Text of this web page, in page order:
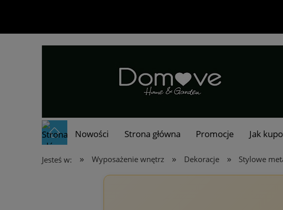
Nowości Strona główna Promocje Jak
Jesteś w: » Wyposażenie wnętrz » Dekoracje » Stylowe